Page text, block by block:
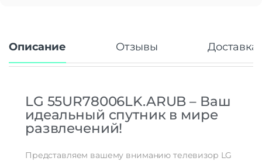
Описание Отзывы Доставка
LG 55UR78006LK.ARUB – Ваш
идеальный спутник в мире
развлечений!
Представляем вашему вниманию телевизор LG